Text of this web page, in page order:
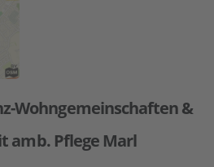
Wohngemeinschaften &
amb. Pflege Marl